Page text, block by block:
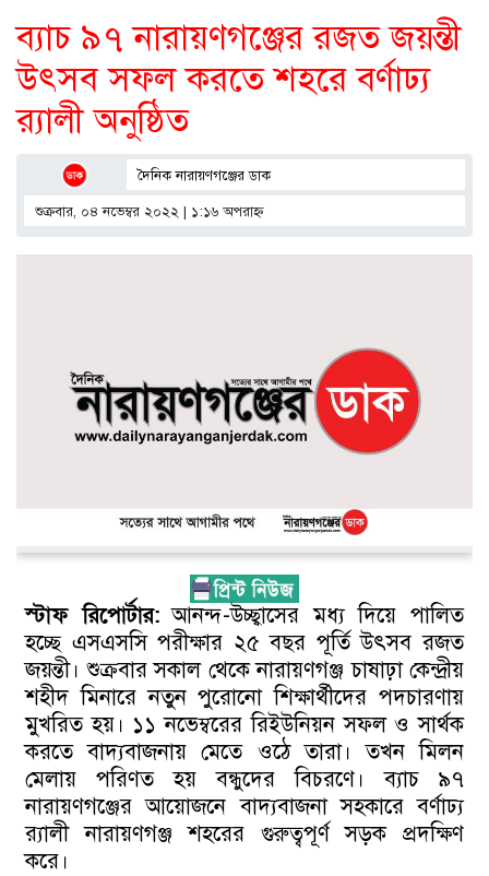
ব্যাচ ৯৭ নারায়ণগঞ্জের রজত জয়ন্তী
উৎসব সফল করতে শহরে বর্ণাঢ্য
র‌্যালী অনুষ্ঠিত
দৈনিক নারায়ণগঞ্জের ডাক
শুক্রবার, ০৪ নভেম্বর ২০২২ | ১:১৬ অপরাহ্ণ
স্টাফ রিপোর্টার: আনন্দ-উচ্ছ্বাসের মধ্য দিয়ে পালিত
হচ্ছে এসএসসি পরীক্ষার ২৫ বছর পূর্তি উৎসব রজত
জয়ন্তী। শুক্রবার সকাল থেকে নারায়ণগঞ্জ চাষাঢ়া কেন্দ্রীয়
শহীদ মিনারে নতুন পুরোনো শিক্ষার্থীদের পদচারণায়
মুখরিত হয়। ১১ নভেম্বরের রিইউনিয়ন সফল ও সার্থক
করতে বাদ্যবাজনায় মেতে ওঠে তারা। তখন মিলন
মেলায় পরিণত হয় বন্ধুদের বিচরণে। ব্যাচ ৯৭
নারায়ণগঞ্জের আয়োজনে বাদ্যবাজনা সহকারে বর্ণাঢ্য
র‌্যালী নারায়ণগঞ্জ শহরের গুরুত্বপূর্ণ সড়ক প্রদক্ষিণ
করে।